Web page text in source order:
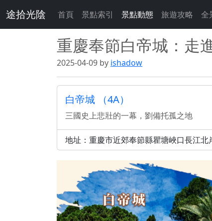
途拾光陰 首頁 景點索引 景點動態 旅遊攻略 全
重慶奉節白帝城：走
2025-04-09 by ishadow
白帝城 （4A）
三國史上悲壯的一幕，劉備托孤之地
地址：重慶市近郊奉節縣瞿塘峽口長江北